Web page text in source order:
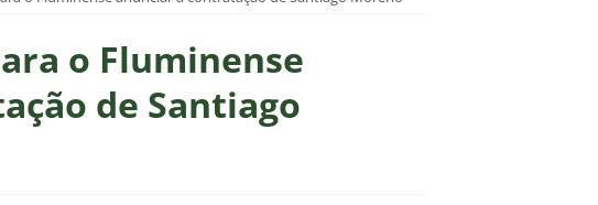
atuações: Fluminense 1 x 3 Vasco – Copa do Brasil 2026
vexame! Fluminense perde para o Vasco e se despede da Copa
o Fluminense
de Santiago